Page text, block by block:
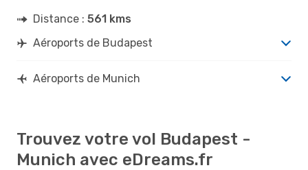
Distance : 561 kms
Aéroports de Budapest
Aéroports de Munich
Trouvez votre vol Budapest -
Munich avec eDreams.fr